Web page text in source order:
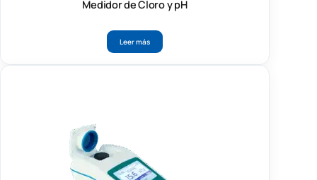
Medidor de Cloro y pH
Leer más